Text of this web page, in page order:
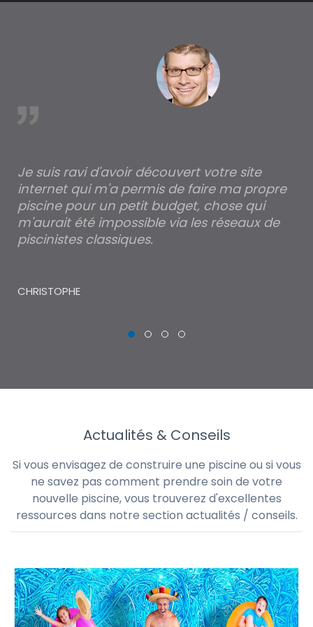
Je suis ravi d'avoir découvert votre site
internet qui m'a permis de faire ma propre
piscine pour un petit budget, chose qui
m'aurait été impossible via les réseaux de
piscinistes classiques.
CHRISTOPHE
Actualités & Conseils
Si vous envisagez de construire une piscine ou si vous
ne savez pas comment prendre soin de votre
nouvelle piscine, vous trouverez d'excellentes
ressources dans notre section actualités / conseils.